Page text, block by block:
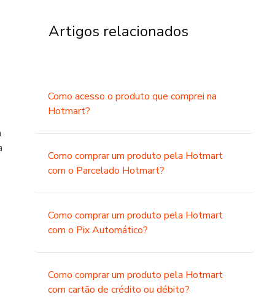
Artigos relacionados
Como acesso o produto que comprei na
Hotmart?
Como comprar um produto pela Hotmart
com o Parcelado Hotmart?
Como comprar um produto pela Hotmart
com o Pix Automático?
Como comprar um produto pela Hotmart
com cartão de crédito ou débito?